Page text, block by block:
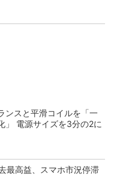
ンスと平滑コイルを「一
」 電源サイズを3分の2に
最高益、スマホ市況停滞